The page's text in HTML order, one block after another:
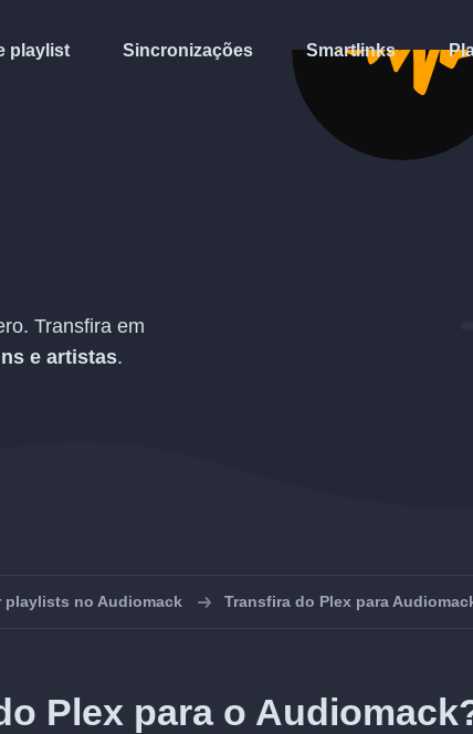
playlist Sincronizações Smartlinks
Transfira em
e artistas.
playlists no Audiomack Transfira do Plex para
Plex para o